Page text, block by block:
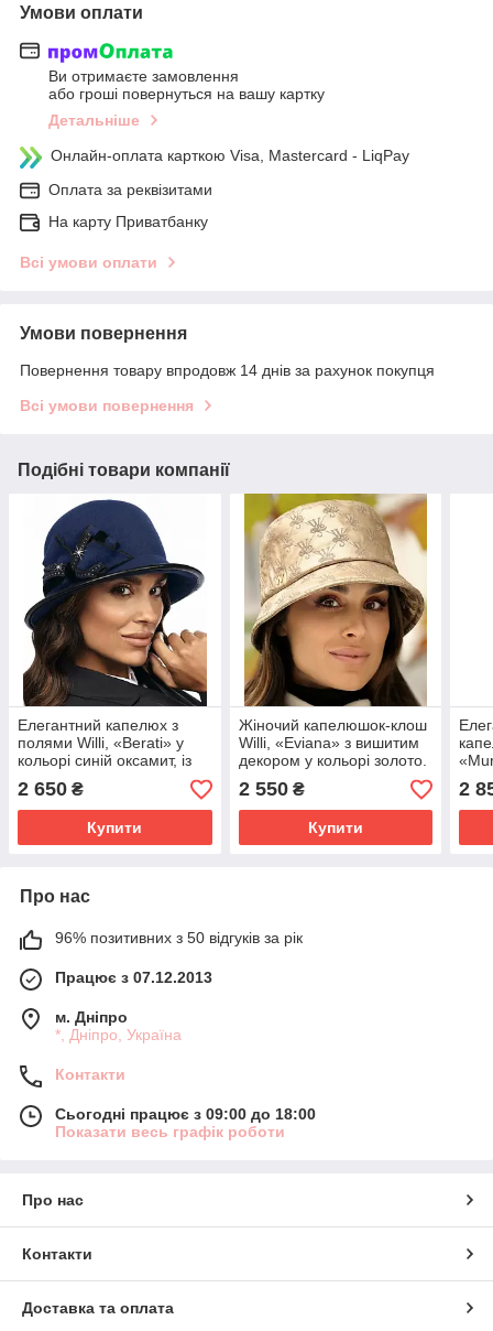
Умови оплати
Ви отримаєте замовлення
або гроші повернуться на вашу картку
Детальніше
Онлайн-оплата карткою Visa, Mastercard - LiqPay
Оплата за реквізитами
На карту Приватбанку
Всі умови оплати
Умови повернення
Повернення товару впродовж 14 днів за рахунок покупця
Всі умови повернення
Подібні товари компанії
Елегантний капелюх з
полями Willi, «Berati» у
кольорі синій оксамит, із
2 650 ₴
Купити
Жіночий капелюшок-клош
Willi, «Eviana» з вишитим
декором у кольорі золото.
2 550₴
Купити
2
Про нас
96% позитивних з 50 відгуків за рік
Працює з 07.12.2013
м. Дніпро
*, Дніпро, Україна
Контакти
Сьогодні працює з 09:00 до 18:00
Показати весь графік роботи
Про нас
Контакти
Доставка та оплата